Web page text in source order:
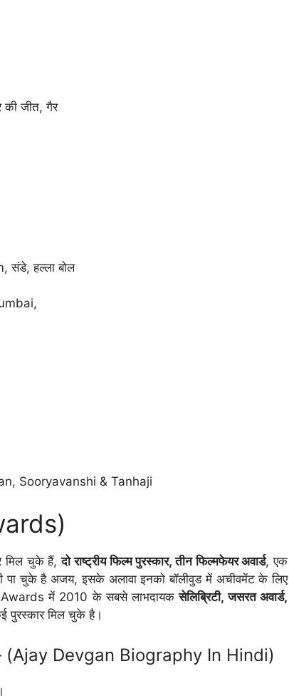
की जीत, गैर
संडे, हल्ला बोल
Sooryavanshi & Tanhaji
मिल चुके हैं,दो राष्ट्रीय फिल्म पुरस्कार, तीन फिल्मफेयर अवार्ड, एक
पा चुके है अजय, इसके अलावा इनको बॉलीवुड में अचीवमेंट के लिए
Awards में 2010 के सबसे लाभदायकसेलिब्रिटी, जसरत अवार्ड,
मिल चुके है।
(Ajay Devgan Biography In Hindi)